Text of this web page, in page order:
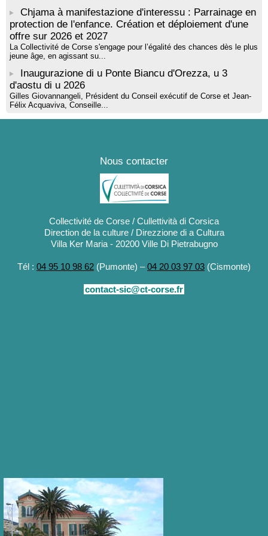
Chjama à manifestazione d'interessu : Parrainage en
protection de l'enfance. Création et déploiement d'une
offre sur 2026 et 2027
La Collectivité de Corse s'engage pour l’égalité des chances dès le plus
jeune âge, en agissant su...
Inaugurazione di u Ponte Biancu d'Orezza, u 3
d'aostu di u 2026
Gilles Giovannangeli, Président du Conseil exécutif de Corse et Jean-
Félix Acquaviva, Conseille...
Nous contacter
Collectivité de Corse / Cullettività di Corsica
Direction de la culture / Direzzione di a Cultura
Villa Ker Maria - 20200 Ville Di Pietrabugno
Tél : 04 95 10 98 62 (Pumonte) –04 20 03 97 03 (Cismonte)
contact-sic@ct-corse.fr